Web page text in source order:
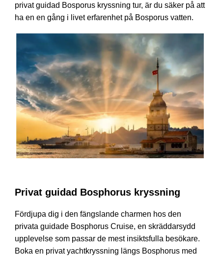
privat guidad Bosporus kryssning tur, är du säker på att
ha en en gång i livet erfarenhet på Bosporus vatten.
Privat guidad Bosphorus kryssning
Fördjupa dig i den fängslande charmen hos den
privata guidade Bosphorus Cruise, en skräddarsydd
upplevelse som passar de mest insiktsfulla besökare.
Boka en privat yachtkryssning längs Bosphorus med